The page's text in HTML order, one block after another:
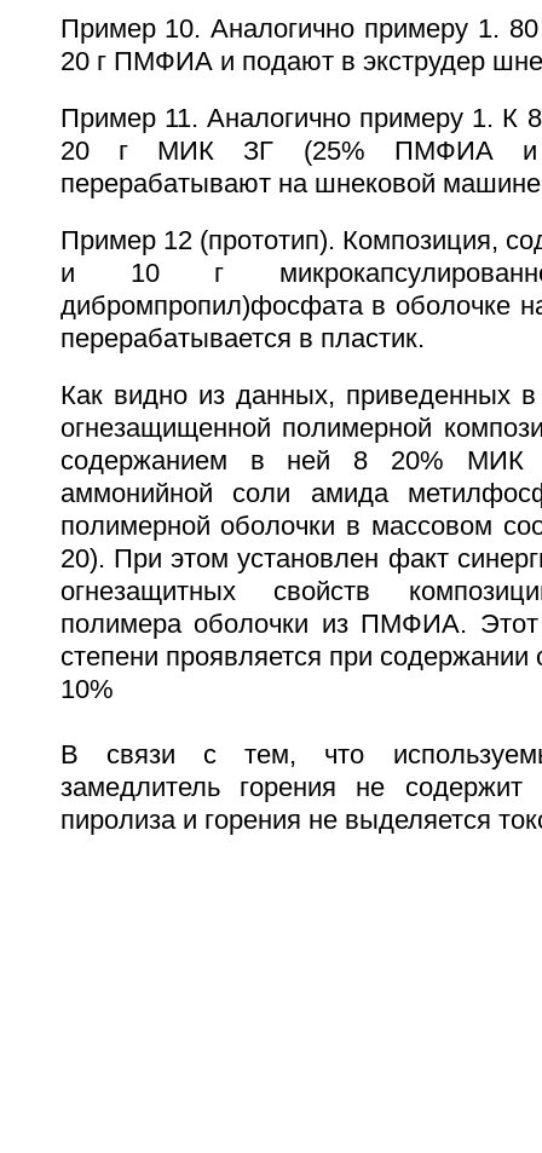
Пример 10. Аналогично примеру 1.
20 г ПМФИА и подают в экструдер
Пример 11. Аналогично примеру 1. К
20 г МИК ЗГ (25% ПМФИА
перерабатывают на шнековой
Пример 12 (прототип). Композиция,
и 10 г
дибромпропил)фосфата в оболочке
перерабатывается в пластик.
Как видно из данных, приведенных
огнезащищенной полимерной
содержанием в ней 8 20% МИК
аммонийной соли амида
полимерной оболочки в массовом
20). При этом установлен факт
огнезащитных свойств
полимера оболочки из ПМФИА.
степени проявляется при
10%
В связи с тем, что
замедлитель горения не
пиролиза и горения не выделяется